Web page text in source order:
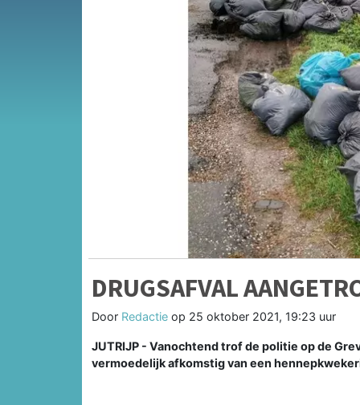
DRUGSAFVAL
Door Redactie op 25 oktober 2021, 19:23 uur
JUTRIJP - Vanochtend trof de politie op de
vermoedelijk afkomstig van een